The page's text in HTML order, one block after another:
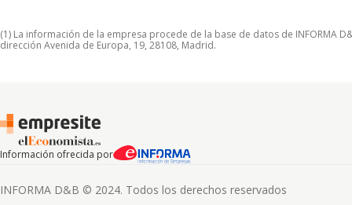
(1) La información de la empresa procede de la base de datos de INFORMA
dirección Avenida de Europa, 19, 28108, Madrid.
Información ofrecida por
INFORMA D&B © 2024. Todos los derechos reservados